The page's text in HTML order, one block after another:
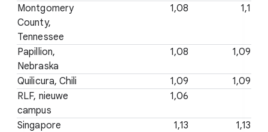
Montgomery
County,
Tennessee
1,08 1,1
Papillion,
Nebraska
1,08 1,09
Quilicura, Chili 1,09
1,09
RLF, nieuwe
campus
1,06
Singapore 1,13
1,13